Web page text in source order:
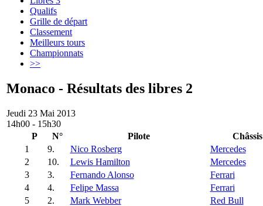
Qualifs
Grille de départ
Classement
Meilleurs tours
Championnats
>>
Monaco - Résultats des libres 2
Jeudi 23 Mai 2013
14h00 - 15h30
P
N° Pilote Châssis
1
9. Nico Rosberg Mercedes
2
10. Lewis Hamilton Mercedes
3
3. Fernando Alonso Ferrari
4
4. Felipe Massa Ferrari
5
2. Mark Webber Red Bull